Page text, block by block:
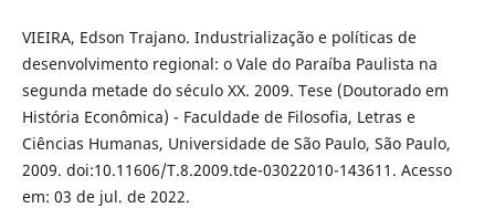
VIEIRA, Edson Trajano. Industrialização e políticas de
desenvolvimento regional: o Vale do Paraíba Paulista na
segunda metade do século XX. 2009. Tese (Doutorado em
História Econômica) - Faculdade de Filosofia, Letras e
Ciências Humanas, Universidade de São Paulo, São Paulo,
2009. doi:10.11606/T.8.2009.tde-03022010-143611. Acesso
em: 03 de jul. de 2022.